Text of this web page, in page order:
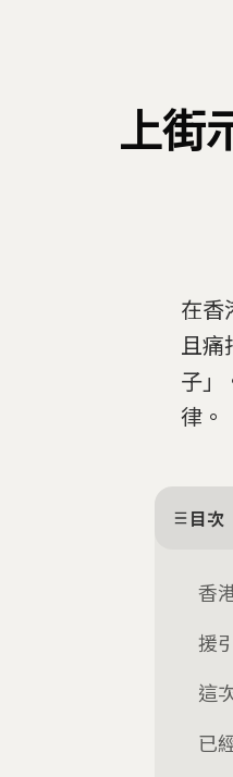
上街
在香
且痛
子」
律。
目次
香
援
這
已